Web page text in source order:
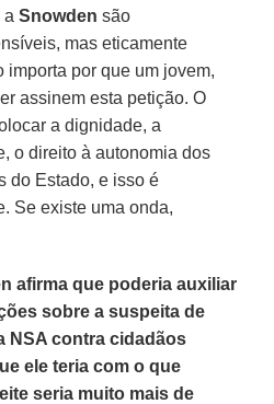
aSnowden são
mas eticamente
importa por que um jovem,
assinem esta petição. O
a dignidade, a
o direito à autonomia dos
do Estado, e isso é
Se existe uma onda,
afirma que poderia auxiliar
sobre a suspeita de
NSA contra cidadãos
ele teria com o que
seria muito mais de